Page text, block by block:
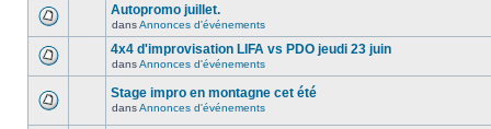
Autopromo juillet.
dansAnnonces d'événements
4x4 d'improvisation LIFA vs PDO jeudi 23 juin
dansAnnonces d'événements
Stage impro en montagne cet été
dansAnnonces d'événements